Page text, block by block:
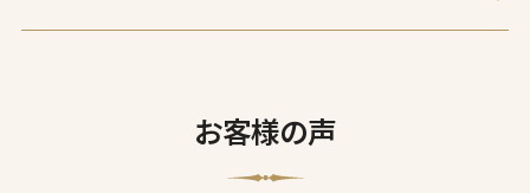
お客様の声